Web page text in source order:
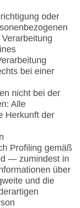
oder
bei einer
nicht bei der
Alle
Herkunft der
Profiling gemäß
— zumindest in
über
und die